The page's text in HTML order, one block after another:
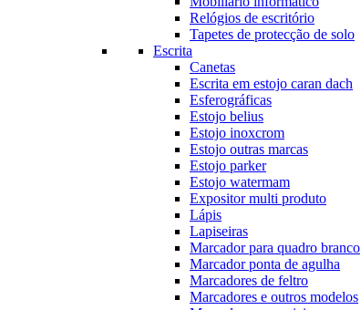
Relógios de escritório
Tapetes de protecção de solo
Escrita
Canetas
Escrita em estojo caran dach
Esferográficas
Estojo belius
Estojo inoxcrom
Estojo outras marcas
Estojo parker
Estojo watermam
Expositor multi produto
Lápis
Lapiseiras
Marcador para quadro branco
Marcador ponta de agulha
Marcadores de feltro
Marcadores e outros modelos